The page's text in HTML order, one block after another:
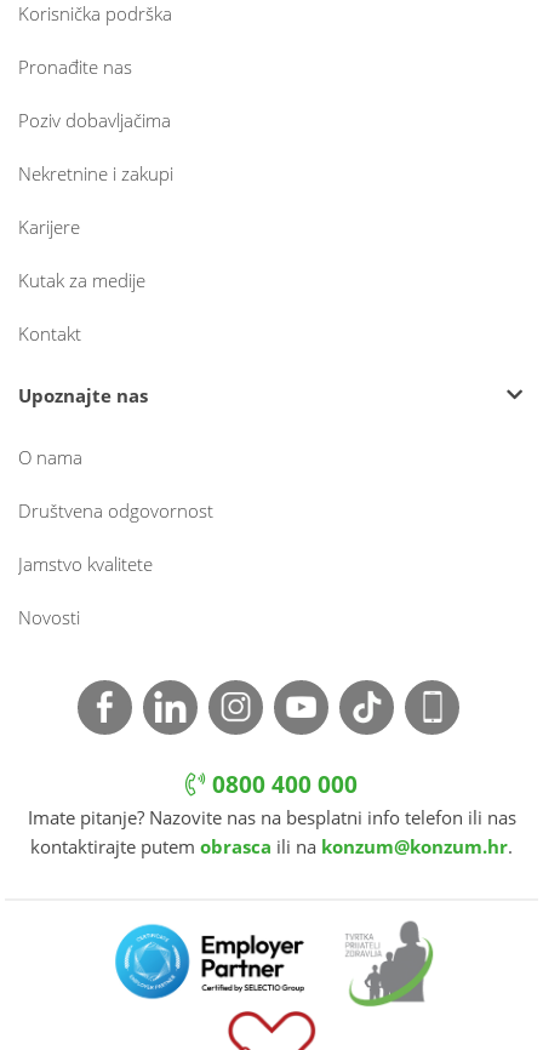
Korisnička podrška
Pronađite nas
Poziv dobavljačima
Nekretnine i zakupi
Karijere
Kutak za medije
Kontakt
Upoznajte nas
O nama
Društvena odgovornost
Jamstvo kvalitete
Novosti
0800 400 000
Imate pitanje? Nazovite nas na besplatni info telefon ili nas
kontaktirajte putem obrasca ili na konzum@konzum.hr.